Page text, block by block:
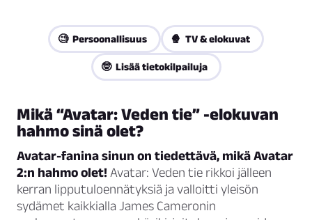
🧐 Persoonallisuus 🍿 TV & elokuvat
🤓 Lisää tietokilpailuja
Mikä “Avatar: Veden tie” -elokuvan
hahmo sinä olet?
Avatar-fanina sinun on tiedettävä, mikä Avatar
2:n hahmo olet! Avatar: Veden tie rikkoi jälleen
kerran lipputuloennätyksiä ja valloitti yleisön
sydämet kaikkialla James Cameronin